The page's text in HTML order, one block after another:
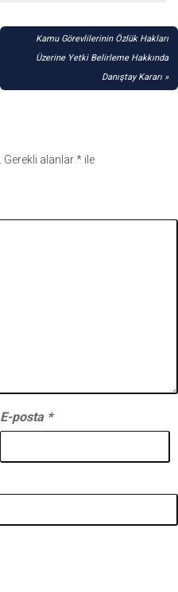
Kamu Görevlilerinin Özlük Hakları
Üzerine Yetki Belirleme Hakkında
Danıştay Kararı
Gerekli alanlar* ile
E-posta *